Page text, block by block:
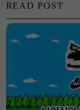
READ POST